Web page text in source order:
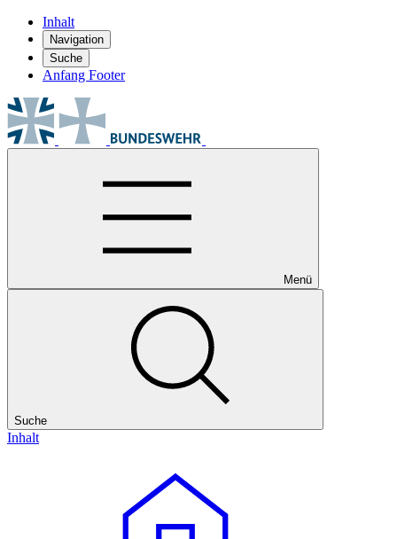
Inhalt
Navigation
Suche
Anfang Footer
Menü
Suche
Inhalt